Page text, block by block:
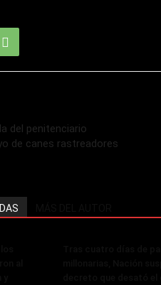
del penitenciario
de canes rastreadores